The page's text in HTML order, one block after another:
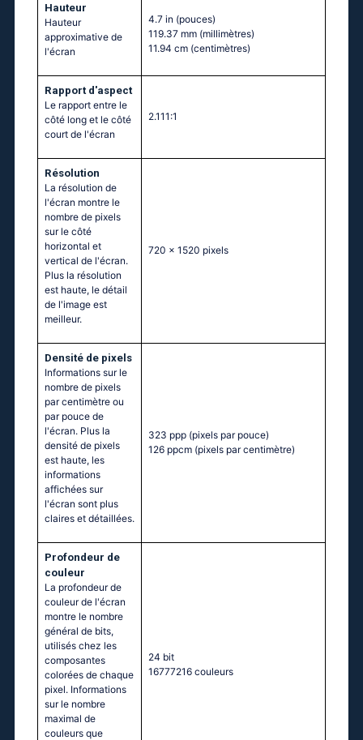
Hauteur
Hauteur
approximative de
l'écran
4.7 in (pouces)
119.37 mm (millimètres)
11.94 cm (centimètres)
Rapport d'aspect
Le rapport entre le
côté long et le côté
court de l'écran
2.111:1
Résolution
La résolution de
l'écran montre le
nombre de pixels
sur le côté
horizontal et
vertical de l'écran.
Plus la résolution
est haute, le détail
de l'image est
meilleur.
720 x 1520 pixels
Densité de pixels
Informations sur le
nombre de pixels
par centimètre ou
par pouce de
l'écran. Plus la
densité de pixels
est haute, les
informations
affichées sur
l'écran sont plus
claires et détaillées.
323 ppp (pixels par pouce)
126 ppcm (pixels par centimètre)
Profondeur de
couleur
La profondeur de
couleur de l'écran
montre le nombre
général de bits,
utilisés chez les
composantes
colorées de chaque
pixel. Informations
sur le nombre
maximal de
couleurs que
24 bit
16777216 couleurs